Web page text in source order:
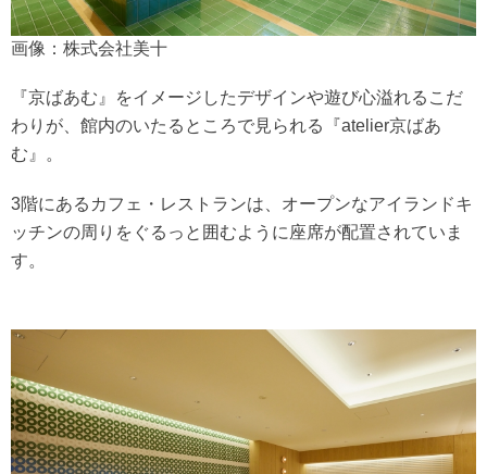
画像：株式会社美十
『京ばあむ』をイメージしたデザインや遊び心溢れるこだ
わりが、館内のいたるところで見られる『atelier京ばあ
む』。
3階にあるカフェ・レストランは、オープンなアイランドキ
ッチンの周りをぐるっと囲むように座席が配置されていま
す。